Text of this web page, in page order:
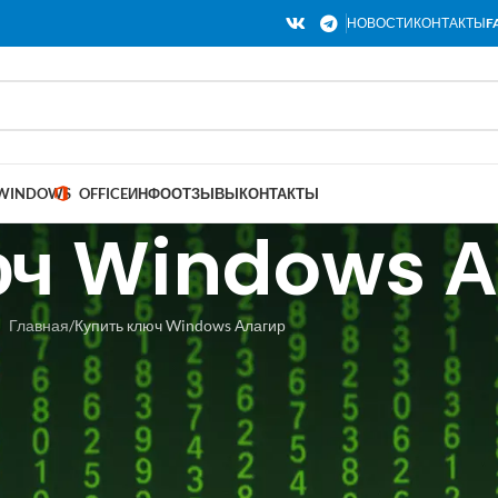
НОВОСТИКОНТАКТЫ
OFFICEИНФООТЗЫВЫКОНТАКТЫ
Windows
Главная Купить ключ Windows Алагир
Windows Алагир: выбирайте
преимуществами операционной
Windows
—
многие